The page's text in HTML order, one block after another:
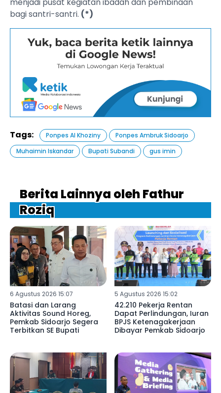
menjadi pusat kegiatan ibadah dan pembinaan
bagi santri-santri. (*)
Tags: Ponpes Al Khoziny
Ponpes Ambruk Sidoarjo
Muhaimin Iskandar
Bupati Subandi gus imin
Berita Lainnya oleh Fathur
Roziq
6 Agustus 2026 15:07
Batasi dan Larang
Aktivitas Sound Horeg,
Pemkab Sidoarjo Segera
Terbitkan SE Bupati
5 Agustus 2026 15:02
42.210 Pekerja Rentan
Dapat Perlindungan, Iuran
BPJS Ketenagakerjaan
Dibayar Pemkab Sidoarjo